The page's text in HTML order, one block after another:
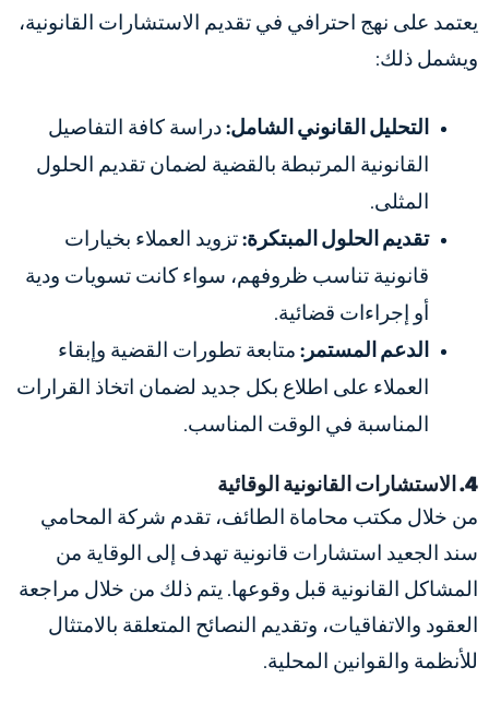
يعتمد على نهج احترافي في تقديم الاستشارات القانونية،
ويشمل ذلك:
التحليل القانوني الشامل:دراسة كافة التفاصيل
القانونية المرتبطة بالقضية لضمان تقديم الحلول
المثلى.
تقديم الحلول المبتكرة:تزويد العملاء بخيارات
قانونية تناسب ظروفهم، سواء كانت تسويات ودية
أو إجراءات قضائية.
الدعم المستمر: متابعة تطورات القضية وإبقاء
العملاء على اطلاع بكل جديد لضمان اتخاذ القرارات
المناسبة في الوقت المناسب.
4. الاستشارات القانونية الوقائية
من خلال مكتب محاماة الطائف، تقدم شركة المحامي
سند الجعيد استشارات قانونية تهدف إلى الوقاية من
المشاكل القانونية قبل وقوعها. يتم ذلك من خلال مراجعة
العقود والاتفاقيات، وتقديم النصائح المتعلقة بالامتثال
للأنظمة والقوانين المحلية.